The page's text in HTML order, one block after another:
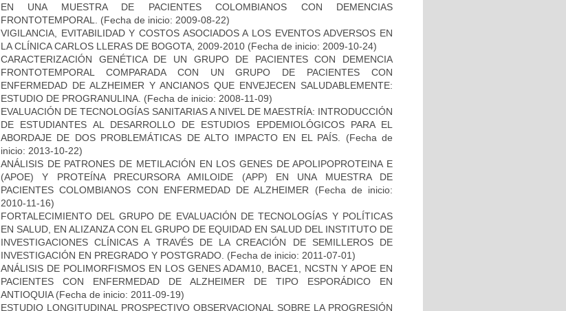
EN UNA MUESTRA DE PACIENTES COLOMBIANOS CON DEMENCIAS
FRONTOTEMPORAL.
(Fecha de inicio: 2009-08-22)
VIGILANCIA, EVITABILIDAD Y COSTOS ASOCIADOS A LOS EVENTOS ADVERSOS EN
LA CLÍNICA CARLOS LLERAS DE BOGOTA, 2009-2010 (Fecha de inicio: 2009-10-24)
CARACTERIZACIÓN GENÉTICA DE UN GRUPO DE PACIENTES CON DEMENCIA
FRONTOTEMPORAL COMPARADA CON UN GRUPO DE PACIENTES CON
ENFERMEDAD DE ALZHEIMER Y ANCIANOS QUE ENVEJECEN SALUDABLEMENTE:
ESTUDIO DE PROGRANULINA. (Fecha de inicio: 2008-11-09)
EVALUACIÓN DE TECNOLOGÍAS SANITARIAS A NIVEL DE MAESTRÍA: INTRODUCCIÓN
DE ESTUDIANTES AL DESARROLLO DE ESTUDIOS EPDEMIOLÓGICOS PARA EL
ABORDAJE DE DOS PROBLEMÁTICAS DE ALTO IMPACTO EN EL PAÍS.
(Fecha de
inicio: 2013-10-22)
ANÁLISIS DE PATRONES DE METILACIÓN EN LOS GENES DE APOLIPOPROTEINA E
(APOE) Y PROTEÍNA PRECURSORA AMILOIDE (APP) EN UNA MUESTRA DE
PACIENTES COLOMBIANOS CON ENFERMEDAD DE ALZHEIMER (Fecha de inicio:
2010-11-16)
FORTALECIMIENTO DEL GRUPO DE EVALUACIÓN DE TECNOLOGÍAS Y POLÍTICAS
EN SALUD, EN ALIZANZA CON EL GRUPO DE EQUIDAD EN SALUD DEL INSTITUTO DE
INVESTIGACIONES CLÍNICAS A TRAVÉS DE LA CREACIÓN DE SEMILLEROS DE
INVESTIGACIÓN EN PREGRADO Y POSTGRADO. (Fecha de inicio: 2011-07-01)
ANÁLISIS DE POLIMORFISMOS EN LOS GENES ADAM10, BACE1, NCSTN Y APOE EN
PACIENTES CON ENFERMEDAD DE ALZHEIMER DE TIPO ESPORÁDICO EN
ANTIOQUIA(Fecha de inicio: 2011-09-19)
ESTUDIO LONGITUDINAL PROSPECTIVO OBSERVACIONAL SOBRE LA PROGRESIÓN